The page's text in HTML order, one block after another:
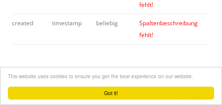
Got it!
This website uses cookies to ensure you get the best experience on our website.
fehlt!
created timestamp beliebig
Spaltenbeschreibung
fehlt!
Online seit 2015
Impressum-Datenschutz-Kontakt-Lizenzierung